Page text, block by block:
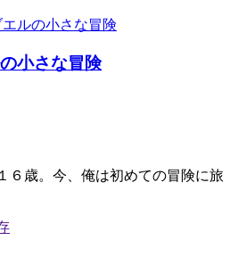
小さな冒険
６歳。今、俺は初めての冒険に旅